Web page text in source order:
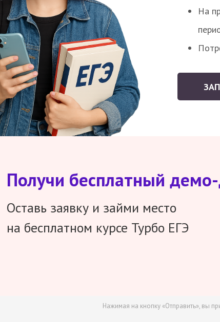
На
Получи бесплатный
Оставь заявку и займи место
на бесплатном курсе Турбо ЕГЭ
Нажимая на кнопку «Отправить», вы